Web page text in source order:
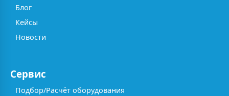
Блог
Кейсы
Новости
Сервис
Подбор/Расчёт оборудования